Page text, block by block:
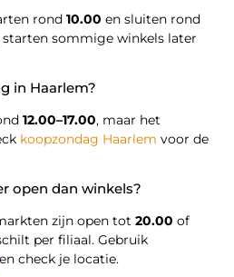
rond10.00 en sluiten rond
starten sommige winkels later
in Haarlem?
12.00–17.00, maar het
koopzondag Haarlem voor de
open dan winkels?
zijn open tot20.00 of
per filiaal. Gebruik
en check je locatie.